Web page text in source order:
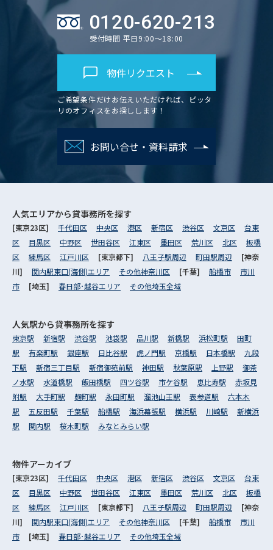
0120-620-213
受付時間 平日9:00～18:00
物件リクエスト
ご希望条件だけお伝えいただければ、ピッタ
リのオフィスをお探しします！
お問い合せ・資料請求
人気エリアから貸事務所を探す
[東京23区] 千代田区 中央区 港区 新宿区 渋谷区 文京区
台東
区
目黒区 中野区 世田谷区 江東区 墨田区 荒川区 北区
板橋
区
練馬区 江戸川区 [東京都下] 八王子駅周辺 町田駅周辺
[神奈
川] 関内駅東口(海側)エリア その他神奈川区 [千葉] 船橋市
市川
市
[埼玉] 春日部･越谷エリア その他埼玉全域
人気駅から貸事務所を探す
東京駅 新宿駅 渋谷駅 池袋駅 品川駅 新橋駅 浜松町駅
田町
駅
有楽町駅 銀座駅 日比谷駅 虎ノ門駅 京橋駅 日本橋駅
九段
下駅
新宿三丁目駅 新宿御苑前駅 神田駅 秋葉原駅 上野駅
御茶
ノ水駅
水道橋駅 飯田橋駅 四ツ谷駅 市ケ谷駅 恵比寿駅
赤坂見
附駅
大手町駅 麹町駅 永田町駅 溜池山王駅 表参道駅
六本木
駅
五反田駅 千葉駅 船橋駅 海浜幕張駅 横浜駅 川崎駅
新横浜
駅
関内駅 桜木町駅 みなとみらい駅
物件アーカイブ
[東京23区] 千代田区 中央区 港区 新宿区 渋谷区 文京区
台東
区
目黒区 中野区 世田谷区 江東区 墨田区 荒川区 北区
板橋
区
練馬区 江戸川区 [東京都下] 八王子駅周辺 町田駅周辺
[神奈
川] 関内駅東口(海側)エリア その他神奈川区 [千葉] 船橋市
市川
市
[埼玉] 春日部･越谷エリア その他埼玉全域